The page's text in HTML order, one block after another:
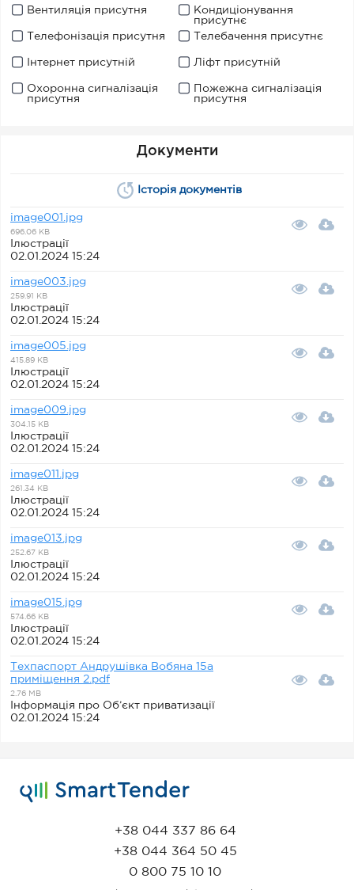
Вентиляція присутня
Кондиціонування
присутнє
Телефонізація присутня
Телебачення присутнє
Інтернет присутній Ліфт присутній
Охоронна сигналізація
присутня
Пожежна сигналізація
присутня
Документи
Історія документів
image001.jpg
696.06 KB
Ілюстрації
02.01.2024 15:24
image003.jpg
259.91 KB
Ілюстрації
02.01.2024 15:24
image005.jpg
415.89 KB
Ілюстрації
02.01.2024 15:24
image009.jpg
304.15 KB
Ілюстрації
02.01.2024 15:24
image011.jpg
261.34 KB
Ілюстрації
02.01.2024 15:24
image013.jpg
252.67 KB
Ілюстрації
02.01.2024 15:24
image015.jpg
574.66 KB
Ілюстрації
02.01.2024 15:24
Техпаспорт Андрушівка Вобяна 15а
приміщення 2.pdf
2.76 MB
Інформація про Об’єкт приватизації
02.01.2024 15:24
+38 044 337 86 64
+38 044 364 50 45
0 800 75 10 10